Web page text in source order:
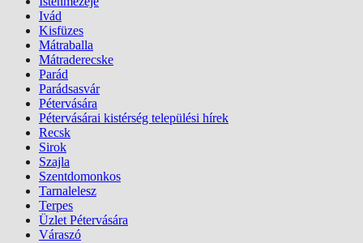
Ivád
Kisfüzes
Mátraballa
Mátraderecske
Parád
Parádsasvár
Pétervására
Pétervásárai kistérség települési hírek
Recsk
Sirok
Szajla
Szentdomonkos
Tarnalelesz
Terpes
Üzlet Pétervására
Váraszó